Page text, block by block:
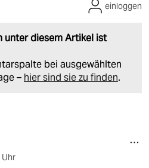
unter diesem Artikel ist
bei ausgewählten
– hier sind sie zu finden.
einloggen
Uhr